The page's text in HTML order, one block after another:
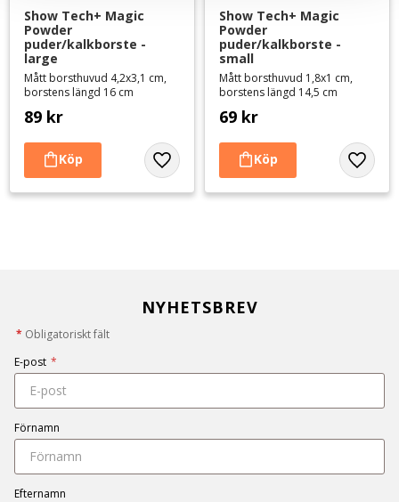
Show Tech+ Magic
Powder
puder/kalkborste -
large
Mått borsthuvud 4,2x3,1 cm,
borstens längd 16 cm
89 kr
Lägg till i favoriter
Show Tech+ Magic
Powder
puder/kalkborste -
small
Mått borsthuvud 1,8x1 cm,
borstens längd 14,5 cm
69 kr
Lägg
NYHETSBREV
* Obligatoriskt fält
E-post *
Förnamn
Efternamn